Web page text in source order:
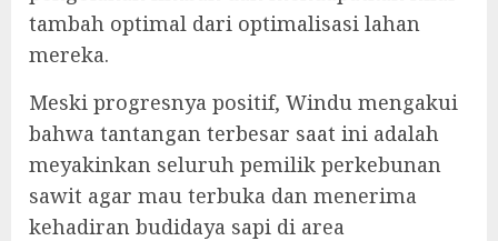
tambah optimal dari optimalisasi lahan
mereka.
Meski progresnya positif, Windu mengakui
bahwa tantangan terbesar saat ini adalah
meyakinkan seluruh pemilik perkebunan
sawit agar mau terbuka dan menerima
kehadiran budidaya sapi di area